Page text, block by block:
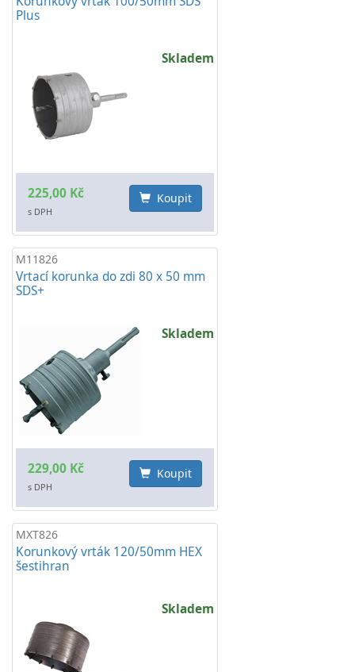
Plus
Skladem
225,00 Kč
s DPH
Koupit
M11826
Vrtací korunka do zdi 80 x 50 mm
SDS+
Skladem
229,00 Kč
s DPH
Koupit
MXT826
Korunkový vrták 120/50mm HEX
šestihran
Skladem